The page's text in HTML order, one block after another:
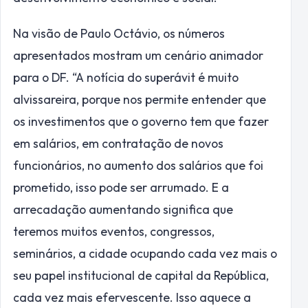
Na visão de Paulo Octávio, os números
apresentados mostram um cenário animador
para o DF. “A notícia do superávit é muito
alvissareira, porque nos permite entender que
os investimentos que o governo tem que fazer
em salários, em contratação de novos
funcionários, no aumento dos salários que foi
prometido, isso pode ser arrumado. E a
arrecadação aumentando significa que
teremos muitos eventos, congressos,
seminários, a cidade ocupando cada vez mais o
seu papel institucional de capital da República,
cada vez mais efervescente. Isso aquece a